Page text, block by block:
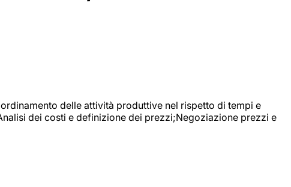
delle attività produttive nel rispetto di tempi e
dei costi e definizione dei prezzi;Negoziazione prezzi e